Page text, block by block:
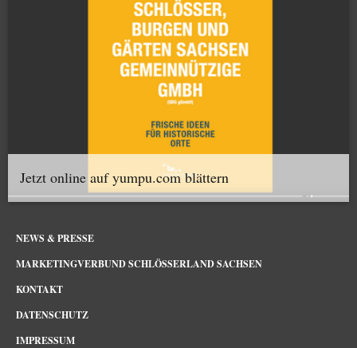
Jetzt online auf yumpu.com blättern
NEWS & PRESSE
MARKETINGVERBUND SCHLÖSSERLAND SACHSEN
KONTAKT
DATENSCHUTZ
IMPRESSUM